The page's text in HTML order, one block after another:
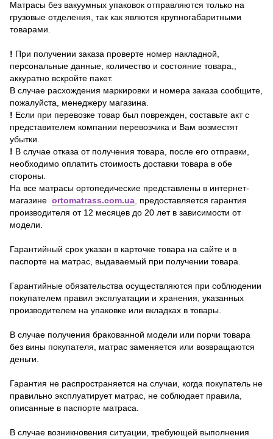
Матрасы без вакуумных упаковок отправляются только на
грузовые отделения, так как явлются крупногабаритными
товарами.
! При получении заказа проверте номер накладной,
персональные данные, количество и состояние товара,,
аккуратно вскройте пакет.
В случае расхождения маркировки и номера заказа сообщите,
пожалуйста, менеджеру магазина.
! Если при перевозке товар был поврежден, составьте акт с
представителем компании перевозчика и Вам возместят
убытки.
! В случае отказа от получения товара, после его отправки,
необходимо оплатить стоимость доставки товара в обе
стороны.
На все матрасы ортопедические представлены в интернет-
магазине ortomatrass.com.ua предоставляется гарантия
производителя от 12 месяцев до 20 лет в зависимости от
модели.
Гарантийный срок указан в карточке товара на сайте и в
паспорте на матрас, выдаваемый при получении товара.
Гарантийные обязательства осуществляются при соблюдении
покупателем правил эксплуатации и хранения, указанных
производителем на упаковке или вкладках в товары.
В случае получения бракованной модели или порчи товара
без вины покупателя, матрас заменяется или возвращаются
деньги.
Гарантия не распространяется на случаи, когда покупатель не
правильно эксплуатирует матрас, не соблюдает правила,
описанные в паспорте матраса.
В случае возникновения ситуации, требующей выполнения